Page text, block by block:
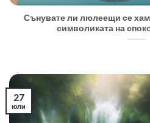
Сънувате ли люлеещи се
символиката на
27
юли